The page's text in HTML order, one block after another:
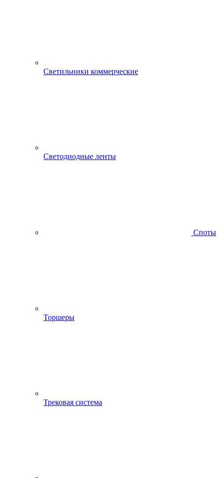
Светильники коммерческие
Светодиодные ленты
Споты
Торшеры
Трековая система